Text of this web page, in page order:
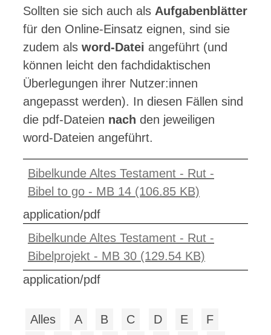
Sollten sie sich auch als Aufgabenblätter
für den Online-Einsatz eignen, sind sie
zudem als word-Datei angeführt (und
können leicht den fachdidaktischen
Überlegungen ihrer Nutzer:innen
angepasst werden). In diesen Fällen sind
die pdf-Dateien nach den jeweiligen
word-Dateien angeführt.
Bibelkunde Altes Testament - Rut -
Bibel to go - MB 14 (106.85 KB)
application/pdf
Bibelkunde Altes Testament - Rut -
Bibelprojekt - MB 30 (129.54 KB)
application/pdf
Alles A B C D E
F